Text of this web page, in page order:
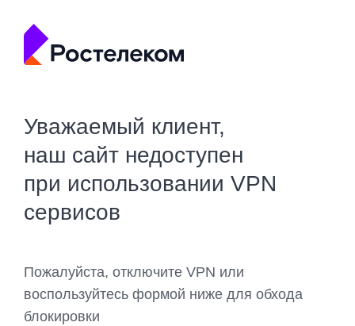
Уважаемый клиент,
наш сайт недоступен
при использовании VPN
сервисов
Пожалуйста, отключите VPN или
воспользуйтесь формой ниже для обхода
блокировки